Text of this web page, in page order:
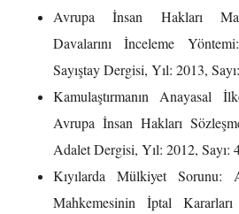
Avrupa İnsan Hakları
Davalarını İnceleme
Sayıştay Dergisi, Yıl: 2013,
Kamulaştırmanın Anayasal
Avrupa İnsan Hakları
Adalet Dergisi, Yıl: 2012, Sayı:
Kıyılarda Mülkiyet Sorunu:
Mahkemesinin İptal